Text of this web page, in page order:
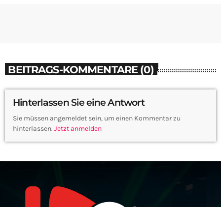
BEITRAGS-KOMMENTARE (0)
Hinterlassen Sie eine Antwort
Sie müssen angemeldet sein, um einen Kommentar zu
hinterlassen. Jetzt anmelden